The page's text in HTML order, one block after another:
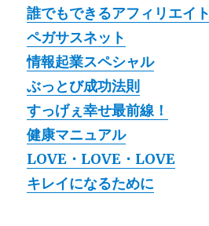
誰でもできるアフィリエイト
ペガサスネット
情報起業スペシャル
ぶっとび成功法則
すっげぇ幸せ最前線！
健康マニュアル
LOVE・LOVE・LOVE
キレイになるために